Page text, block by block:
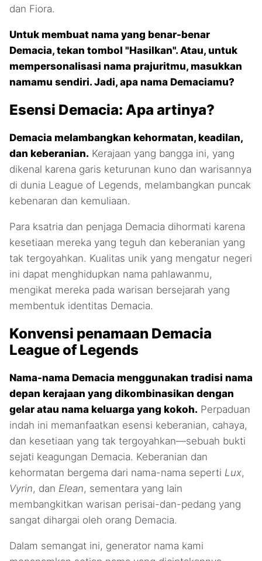
dan Fiora.
Untuk membuat nama yang benar-benar
Demacia, tekan tombol "Hasilkan". Atau, untuk
mempersonalisasi nama prajuritmu, masukkan
namamu sendiri. Jadi, apa nama Demaciamu?
Esensi Demacia: Apa artinya?
Demacia melambangkan kehormatan, keadilan,
dan keberanian. Kerajaan yang bangga ini, yang
dikenal karena garis keturunan kuno dan warisannya
di dunia League of Legends, melambangkan puncak
kebenaran dan kemuliaan.
Para ksatria dan penjaga Demacia dihormati karena
kesetiaan mereka yang teguh dan keberanian yang
tak tergoyahkan. Kualitas unik yang mengatur negeri
ini dapat menghidupkan nama pahlawanmu,
mengikat mereka pada warisan bersejarah yang
membentuk identitas Demacia.
Konvensi penamaan Demacia
League of Legends
Nama-nama Demacia menggunakan tradisi nama
depan kerajaan yang dikombinasikan dengan
gelar atau nama keluarga yang kokoh. Perpaduan
indah ini memanfaatkan esensi keberanian, cahaya,
dan kesetiaan yang tak tergoyahkan—sebuah bukti
sejati keagungan Demacia. Keberanian dan
kehormatan bergema dari nama-nama seperti Lux,
Vyrin, dan Elean, sementara yang lain
membangkitkan warisan perisai-dan-pedang yang
sangat dihargai oleh orang Demacia.
Dalam semangat ini, generator nama kami